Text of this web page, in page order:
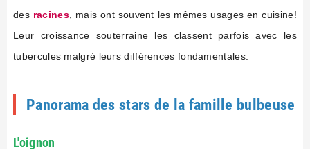
des racines, mais ont souvent les mêmes usages en cuisine!
Leur croissance souterraine les classent parfois avec les
tubercules malgré leurs différences fondamentales.
Panorama des stars de la famille bulbeuse
L'oignon